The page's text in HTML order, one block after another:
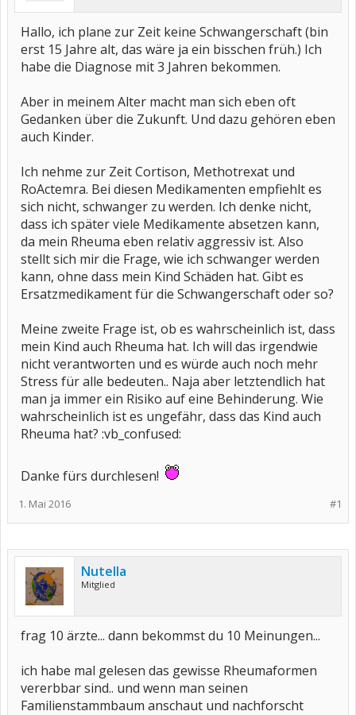
Hallo, ich plane zur Zeit keine Schwangerschaft (bin
erst 15 Jahre alt, das wäre ja ein bisschen früh.) Ich
habe die Diagnose mit 3 Jahren bekommen.
Aber in meinem Alter macht man sich eben oft
Gedanken über die Zukunft. Und dazu gehören eben
auch Kinder.
Ich nehme zur Zeit Cortison, Methotrexat und
RoActemra. Bei diesen Medikamenten empfiehlt es
sich nicht, schwanger zu werden. Ich denke nicht,
dass ich später viele Medikamente absetzen kann,
da mein Rheuma eben relativ aggressiv ist. Also
stellt sich mir die Frage, wie ich schwanger werden
kann, ohne dass mein Kind Schäden hat. Gibt es
Ersatzmedikament für die Schwangerschaft oder so?
Meine zweite Frage ist, ob es wahrscheinlich ist, dass
mein Kind auch Rheuma hat. Ich will das irgendwie
nicht verantworten und es würde auch noch mehr
Stress für alle bedeuten.. Naja aber letztendlich hat
man ja immer ein Risiko auf eine Behinderung. Wie
wahrscheinlich ist es ungefähr, dass das Kind auch
Rheuma hat? :vb_confused:
Danke fürs durchlesen!
#1
1. Mai 2016
Nutella
Mitglied
frag 10 ärzte... dann bekommst du 10 Meinungen...
ich habe mal gelesen das gewisse Rheumaformen
vererbbar sind.. und wenn man seinen
Familienstammbaum anschaut und nachforscht